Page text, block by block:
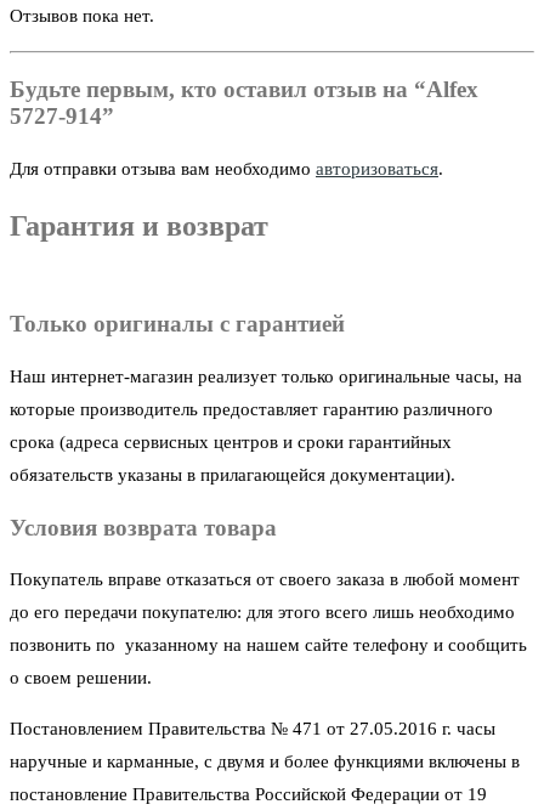
Отзывов пока нет.
Будьте первым, кто оставил отзыв на “Alfex
5727-914”
Для отправки отзыва вам необходимо авторизоваться.
Гарантия и возврат
Только оригиналы с гарантией
Наш интернет-магазин реализует только оригинальные часы, на
которые производитель предоставляет гарантию различного
срока (адреса сервисных центров и сроки гарантийных
обязательств указаны в прилагающейся документации).
Условия возврата товара
Покупатель вправе отказаться от своего заказа в любой момент
до его передачи покупателю: для этого всего лишь необходимо
позвонить по указанному на нашем сайте телефону и сообщить
о своем решении.
Постановлением Правительства № 471 от 27.05.2016 г. часы
наручные и карманные, с двумя и более функциями включены в
постановление Правительства Российской Федерации от 19